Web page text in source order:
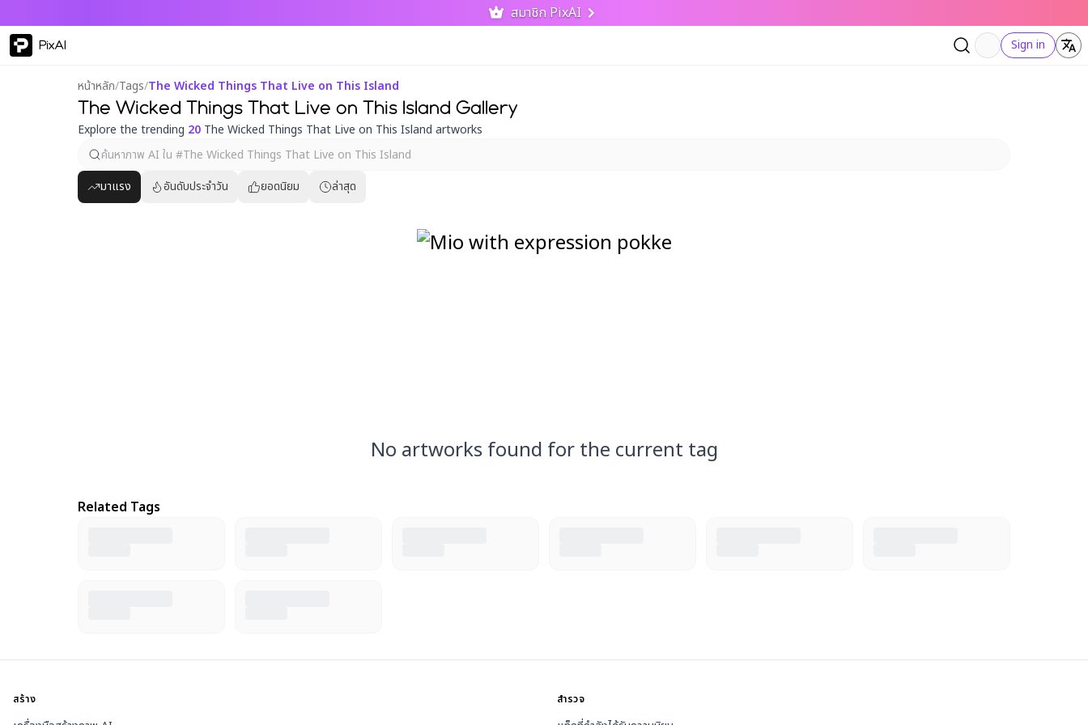
สมาชิก PixAI
PixAI Sign in
หน้าหลัก/Tags/The Wicked Things That Live on This Island
The Wicked Things That Live on This Island Gallery
Explore the trending 20 The Wicked Things That Live on This Island artworks
มาแรง อันดับประจำวัน ยอดนิยม ล่าสุด
No artworks found for the current tag
Related Tags
สร้าง สำรวจ